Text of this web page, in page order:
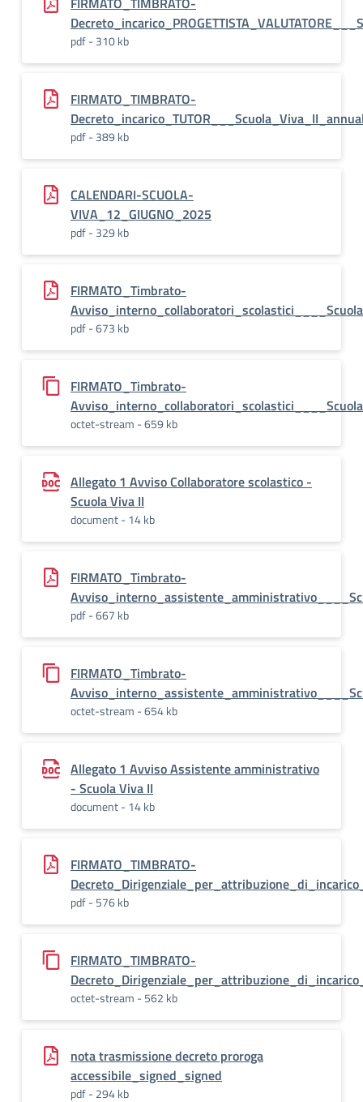
pdf - 310 kb
FIRMATO_TIMBRATO-
pdf - 389 kb
CALENDARI-SCUOLA-
VIVA_12_GIUGNO_2025
pdf - 329 kb
FIRMATO_Timbrato-
pdf - 673 kb
FIRMATO_Timbrato-
octet-stream - 659 kb
Allegato 1 Avviso Collaboratore scolastico -
Scuola Viva II
document - 14 kb
FIRMATO_Timbrato-
pdf - 667 kb
FIRMATO_Timbrato-
octet-stream - 654 kb
Allegato 1 Avviso Assistente amministrativo
- Scuola Viva II
document - 14 kb
FIRMATO_TIMBRATO-
pdf - 576 kb
FIRMATO_TIMBRATO-
octet-stream - 562 kb
nota trasmissione decreto proroga
accessibile_signed_signed
pdf - 294 kb